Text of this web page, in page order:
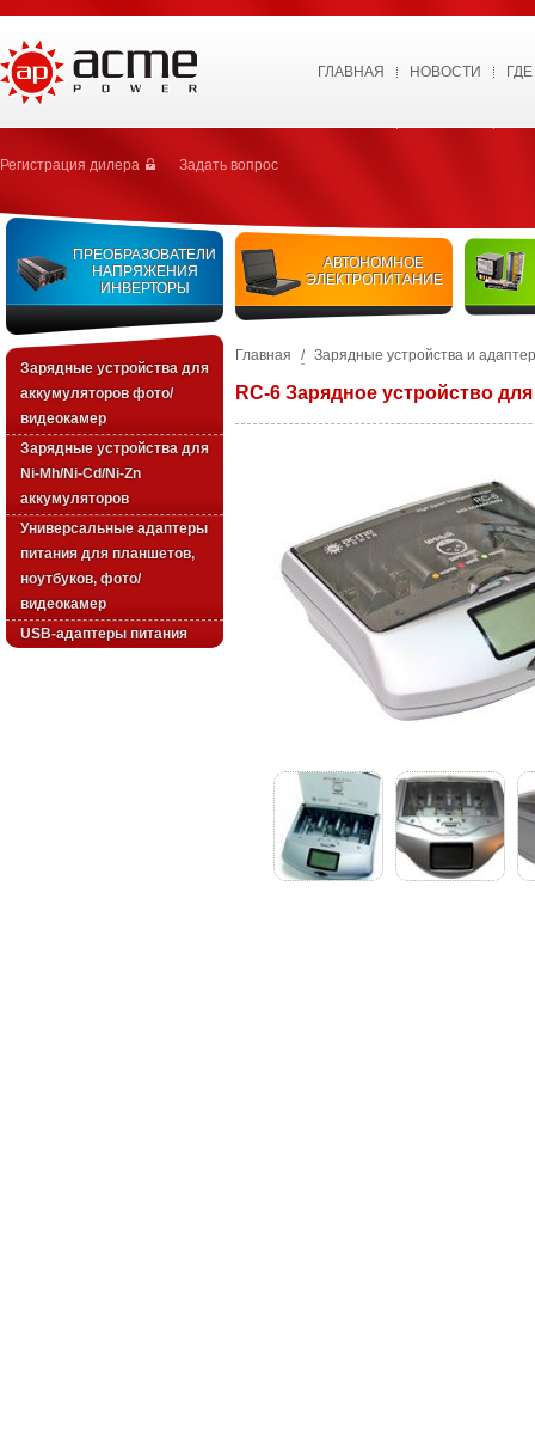
ГЛАВНАЯ НОВОСТИ
Регистрация дилера Задать вопрос
ПРЕОБРАЗОВАТЕЛИ
НАПРЯЖЕНИЯ
ИНВЕРТОРЫ
АВТОНОМНОЕ
ЭЛЕКТРОПИТАНИЕ
Зарядные устройства для
аккумуляторов фото/
видеокамер
Зарядные уcтройства для
Ni-Mh/Ni-Cd/Ni-Zn
аккумуляторов
Универсальные адаптеры
питания для планшетов,
ноутбуков, фото/
видеокамер
USB-адаптеры питания
Главная / Зарядные устройства и
RC-6 Зарядное устройство